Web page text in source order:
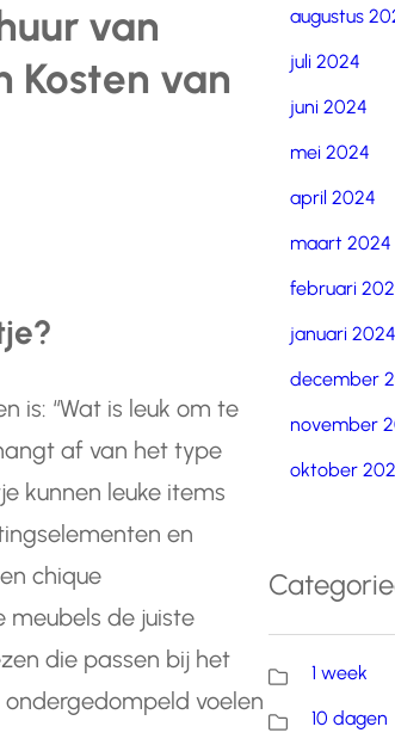
van
Kosten van
is: “Wat is leuk om te
af van het type
kunnen leuke items
en
chique
meubels de juiste
die passen bij het
voelen
augustus
juli 2024
juni 2024
mei 2024
april 2024
maart 2024
februari
januari 2024
december
november
oktober
1 week
10 dagen